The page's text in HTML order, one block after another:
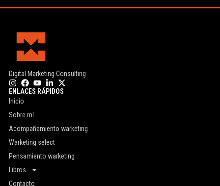
Digital Marketing Consulting
ENLACES RÁPIDOS
Inicio
Sobre mí
Acompañamiento warketing
Warketing select
Pensamiento warketing
Libros
Contacto